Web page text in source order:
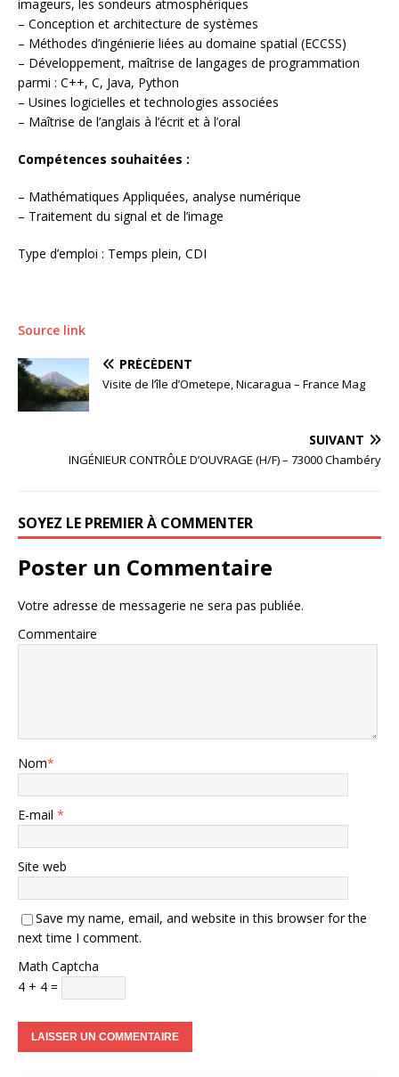
imageurs, les sondeurs atmosphériques
– Conception et architecture de systèmes
– Méthodes d’ingénierie liées au domaine spatial (ECCSS)
– Développement, maîtrise de langages de programmation
parmi : C++, C, Java, Python
– Usines logicielles et technologies associées
– Maîtrise de l’anglais à l’écrit et à l’oral
Compétences souhaitées :
– Mathématiques Appliquées, analyse numérique
– Traitement du signal et de l’image
Type d’emploi : Temps plein, CDI
Source link
PRÉCÉDENT
Visite de l’île d’Ometepe, Nicaragua – France Mag
SUIVANT
INGÉNIEUR CONTRÔLE D’OUVRAGE (H/F) – 73000 Chambéry
SOYEZ LE PREMIER À COMMENTER
Poster un Commentaire
Votre adresse de messagerie ne sera pas publiée.
Commentaire
Nom*
E-mail *
Site web
Save my name, email, and website in this browser for the
next time I comment.
Math Captcha
4 + 4 =